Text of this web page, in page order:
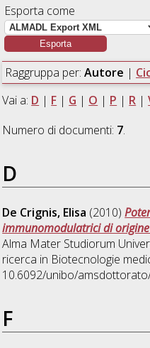
Esporta come
Raggruppa per: Autore |
Vai a: D | F | G | O | P | R |
Numero di documenti: 7.
D
De Crignis, Elisa (2010)
immunomodulatrici di
Alma Mater Studiorum
ricerca in Biotecnologie
10.6092/unibo/
F